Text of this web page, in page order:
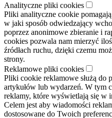
Analityczne pliki cookies
Pliki analityczne cookie
w jaki sposób odwiedzający
poprzez anonimowe zbieranie i
cookies pozwala nam mierzyć
źródłach ruchu, dzięki czemu
strony.
Reklamowe pliki cookies
Pliki cookie reklamowe służą do
artykułów lub wydarzeń. W tym
reklamy, które wyświetlają się w
Celem jest aby wiadomości
dostosowane do Twoich